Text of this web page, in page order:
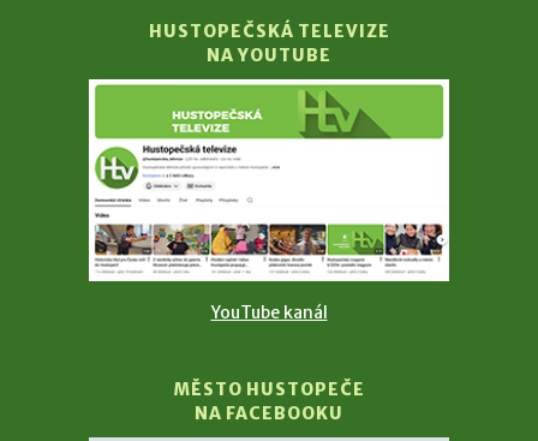
HUSTOPEČSKÁ TELEVIZE
NA YOUTUBE
YouTube kanál
MĚSTO HUSTOPEČE
NA FACEBOOKU